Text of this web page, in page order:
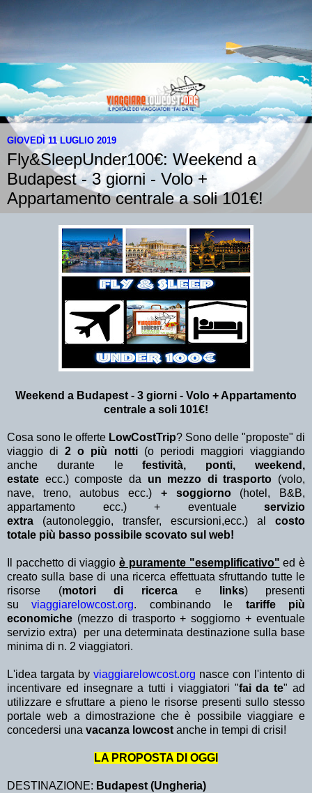
GIOVEDÌ 11 LUGLIO 2019
Fly&SleepUnder100€: Weekend a
Budapest - 3 giorni - Volo +
Appartamento centrale a soli 101€!
Weekend a Budapest - 3 giorni - Volo + Appartamento
centrale a soli 101€!
Cosa sono le offerte LowCostTrip? Sono delle "proposte" di
viaggio di2 o più notti (o periodi maggiori viaggiando
anche durante lefestività, ponti, weekend,
estate ecc.) composte da un mezzo di trasporto (volo,
nave, treno, autobus ecc.) + soggiorno(hotel, B&B,
appartamento ecc.) + eventuale servizio
extra (autonoleggio, transfer, escursioni,ecc.) al costo
totale più basso possibile scovato sul web!
Il pacchetto di viaggio è puramente "esemplificativo" ed è
creato sulla base di una ricerca effettuata sfruttando tutte le
risorse (motori di ricerca e links) presenti
suviaggiarelowcost.org. combinando le tariffe più
economiche (mezzo di trasporto + soggiorno + eventuale
servizio extra)
per una determinata destinazione sulla base
minima di n. 2 viaggiatori.
L'idea targata by viaggiarelowcost.org nasce con l'intento di
incentivare ed insegnare a tutti i viaggiatori "fai da te" ad
utilizzare e sfruttare a pieno le risorse presenti sullo stesso
portale web a dimostrazione che è possibile viaggiare e
concedersi una vacanza lowcost anche in tempi di crisi!
LA PROPOSTA DI OGGI
DESTINAZIONE: Budapest (Ungheria)